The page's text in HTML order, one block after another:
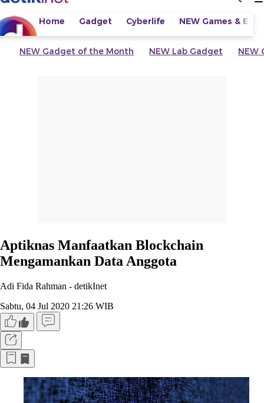
Home Gadget Cyberlife NEW Games &
NEW Gadget of the Month NEW Lab Gadget NEW
Aptiknas Manfaatkan Blockchain
Mengamankan Data Anggota
Adi Fida Rahman - detikInet
Sabtu, 04 Jul 2020 21:26 WIB